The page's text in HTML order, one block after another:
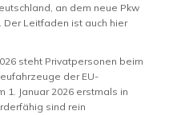
an dem neue Pkw
Leitfaden ist auch hier
steht Privatpersonen beim
der EU-
1. Januar 2026 erstmals in
sind rein